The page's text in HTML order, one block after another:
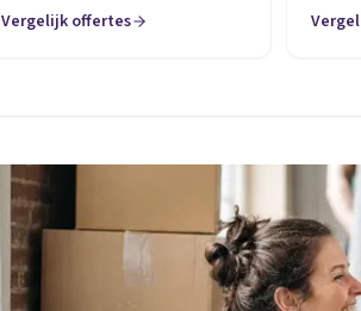
Vergelijk offertes
(opent in een nieuw tabblad)